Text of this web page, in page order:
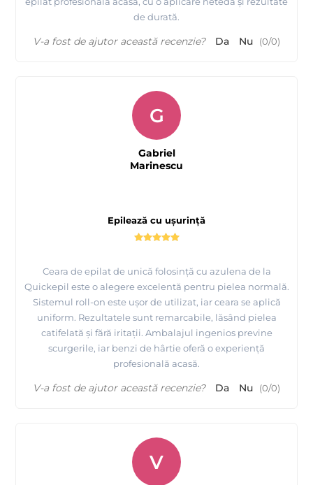
de durată.
V-a fost de ajutor această recenzie? Da Nu (0/0)
Epilează cu ușurință
Ceara de epilat de unică folosință cu azulena de la
Quickepil este o alegere excelentă pentru pielea normală.
Sistemul roll-on este ușor de utilizat, iar ceara se aplică
uniform. Rezultatele sunt remarcabile, lăsând pielea
catifelată și fără iritații. Ambalajul ingenios previne
scurgerile, iar benzi de hârtie oferă o experiență
profesională acasă.
G
Gabriel
Marinescu
V-a fost de ajutor această recenzie? Da Nu (0/0)
V